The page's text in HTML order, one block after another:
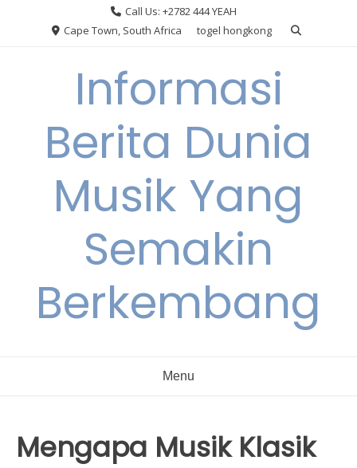
Call Us: +2782 444 YEAH
Cape Town, South Africa
togel hongkong
Informasi
Berita Dunia
Musik Yang
Semakin
Berkembang
Menu
Mengapa Musik Klasik